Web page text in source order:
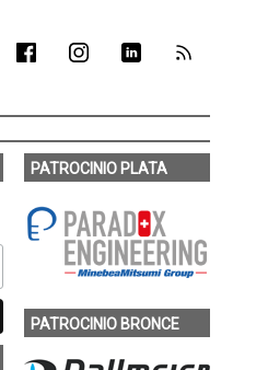
PATROCINIO PLATA
PATROCINIO BRONCE